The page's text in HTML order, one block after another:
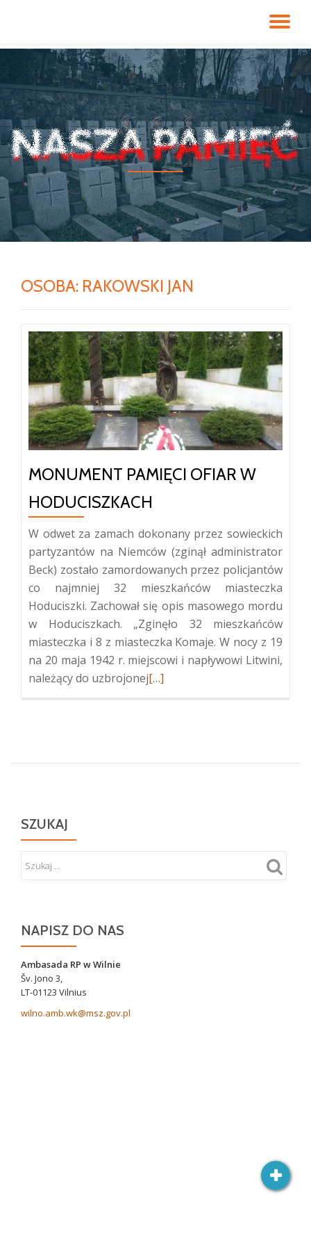
do
OSOBA: RAKOWSKI JAN
MONUMENT PAMIĘCI OFIAR W
HODUCISZKACH
W odwet za zamach dokonany przez sowieckich
partyzantów na Niemców (zginął administrator
Beck) zostało zamordowanych przez policjantów
co najmniej 32 mieszkańców miasteczka
Hoduciszki. Zachował się opis masowego mordu
w Hoduciszkach. „Zginęło 32 mieszkańców
miasteczka i 8 z miasteczka Komaje. W nocy z 19
na 20 maja 1942 r. miejscowi i napływowi Litwini,
należący do uzbrojonejWięcej
Hoduciszkach
[…]
SZUKAJ
NAPISZ DO NAS
Ambasada RP w Wilnie
Šv. Jono 3,
LT-01123 Vilnius
wilno.amb.wk@msz.gov.pl